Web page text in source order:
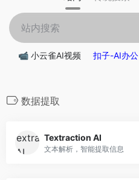
📹 小云雀AI视频 扣子-AI办公
数据提取
Textraction AI
文本解析，智能提取信息